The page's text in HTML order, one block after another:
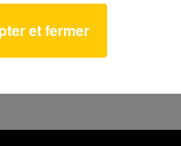
et fermer